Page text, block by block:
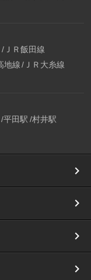
ＪＲ飯田線
地線
ＪＲ大糸線
平田駅 村井駅